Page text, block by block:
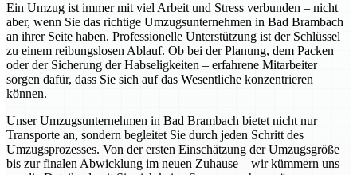
Ein Umzug ist immer mit viel Arbeit und Stress verbunden – nicht
aber, wenn Sie das richtige Umzugsunternehmen in Bad Brambach
an ihrer Seite haben. Professionelle Unterstützung ist der Schlüssel
zu einem reibungslosen Ablauf. Ob bei der Planung, dem Packen
oder der Sicherung der Habseligkeiten – erfahrene Mitarbeiter
sorgen dafür, dass Sie sich auf das Wesentliche konzentrieren
können.
Unser Umzugsunternehmen in Bad Brambach bietet nicht nur
Transporte an, sondern begleitet Sie durch jeden Schritt des
Umzugsprozesses. Von der ersten Einschätzung der Umzugsgröße
bis zur finalen Abwicklung im neuen Zuhause – wir kümmern uns